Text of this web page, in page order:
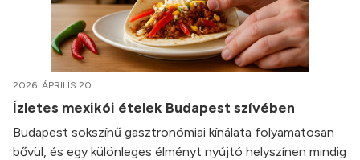
2026. ÁPRILIS 20.
Ízletes mexikói ételek Budapest szívében
Budapest sokszínű gasztronómiai kínálata folyamatosan
bővül, és egy különleges élményt nyújtó helyszínen mindig